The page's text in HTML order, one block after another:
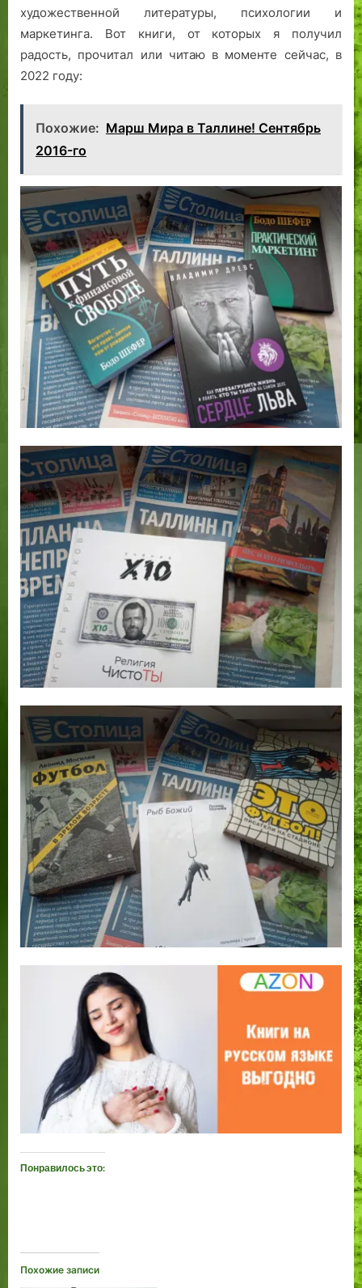
художественной литературы, психологии и
маркетинга. Вот книги, от которых я получил
радость, прочитал или читаю в моменте сейчас, в
2022 году:
Похожие: Марш Мира в Таллине! Сентябрь
2016-го
Понравилось это:
Похожие записи